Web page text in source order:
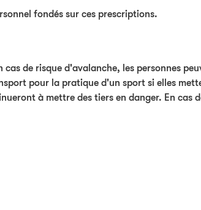
fondés sur ces prescriptions.
de risque d'avalanche, les personnes
pour la pratique d'un sport si elles
à mettre des tiers en danger. En cas